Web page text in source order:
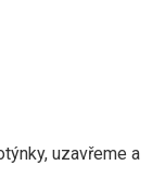
uzavřeme a